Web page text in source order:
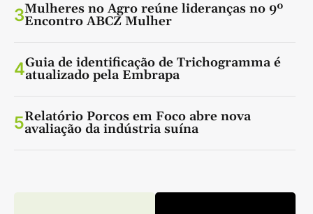
3Mulheres no Agro reúne lideranças no 9º
Encontro ABCZ Mulher
4Guia de identificação de Trichogramma é
atualizado pela Embrapa
5Relatório Porcos em Foco abre nova
avaliação da indústria suína